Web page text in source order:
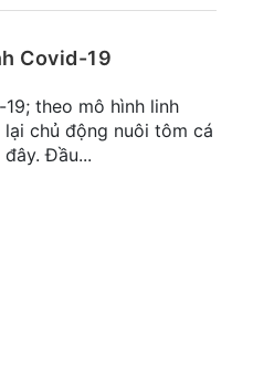
Covid-19
theo mô hình linh
chủ động nuôi tôm cá
Đầu...